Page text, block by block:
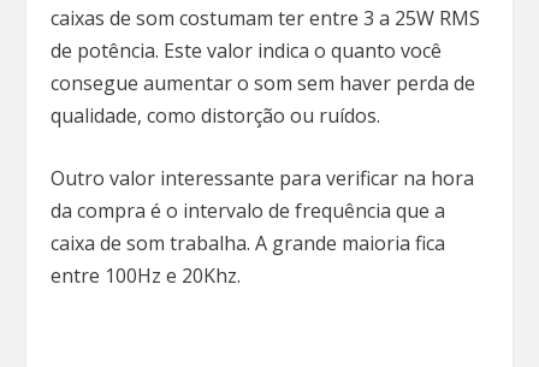
caixas de som costumam ter entre 3 a 25W RMS
de potência. Este valor indica o quanto você
consegue aumentar o som sem haver perda de
qualidade, como distorção ou ruídos.
Outro valor interessante para verificar na hora
da compra é o intervalo de frequência que a
caixa de som trabalha. A grande maioria fica
entre 100Hz e 20Khz.